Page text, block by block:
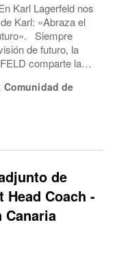
Karl Lagerfeld nos
Karl: «Abraza el
Siempre
de futuro, la
comparte la
Somos la
Comunidad de
de
Head Coach -
Canaria